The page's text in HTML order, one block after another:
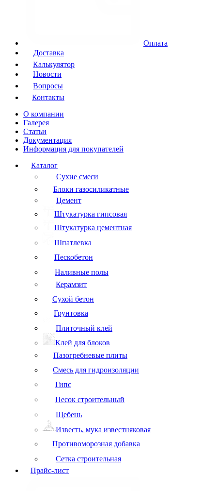
Оплата
Доставка
Калькулятор
Новости
Вопросы
Контакты
О компании
Галерея
Статьи
Документация
Информация для покупателей
Каталог
Сухие смеси
Блоки газосиликатные
Цемент
Штукатурка гипсовая
Штукатурка цементная
Шпатлевка
Пескобетон
Наливные полы
Керамзит
Сухой бетон
Грунтовка
Плиточный клей
Клей для блоков
Пазогребневые плиты
Смесь для гидроизоляции
Гипс
Песок строительный
Щебень
Известь, мука известняковая
Противоморозная добавка
Сетка строительная
Прайс-лист